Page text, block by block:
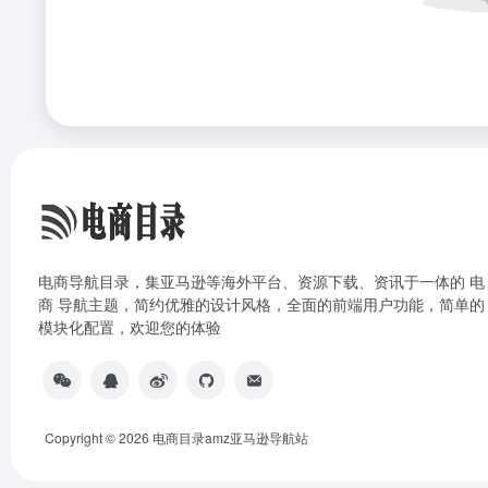
电商导航目录，集亚马逊等海外平台、资源下载、资讯于一体的 电
商 导航主题，简约优雅的设计风格，全面的前端用户功能，简单的
模块化配置，欢迎您的体验
Copyright © 2026 电商目录amz亚马逊导航站